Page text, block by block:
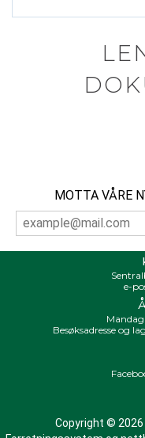
MOTTA VÅRE
e-
Besøksadresse og
Copyright © 2026